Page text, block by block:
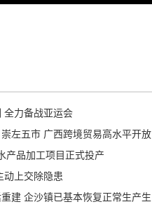
全力备战亚运会
西跨境贸易高水平开放试点8月1日起实施
产品加工项目正式投产
动上交除隐患
企沙镇已基本恢复正常生产生活秩序